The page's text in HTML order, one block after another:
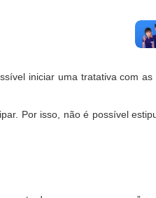
iniciar uma tratativa com as
Por isso, não é possível